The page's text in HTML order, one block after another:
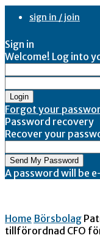
sign in / join
Sign in
Welcome! Log into
Forgot your
Password recovery
Recover your
A password will be
Home Börsbolag
tillförordnad CFO